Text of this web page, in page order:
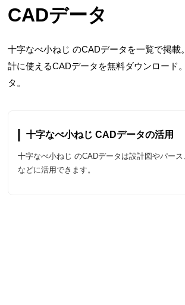
CADデータ
十字なべ小ねじ のCADデータを一覧で掲載
計に使えるCADデータを無料ダウンロード
タ。
十字なべ小ねじ CADデータの活用
十字なべ小ねじ のCADデータは設計図やパー
などに活用できます。